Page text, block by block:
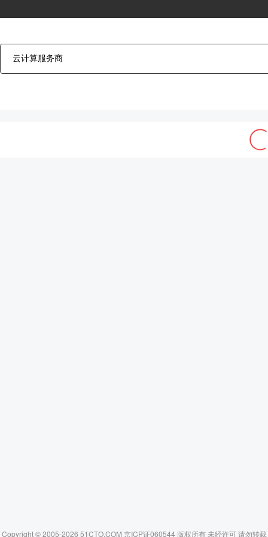
Copyright © 2005-2026 51CTO.COM 京ICP证060544 版权所有 未经许可 请勿转载